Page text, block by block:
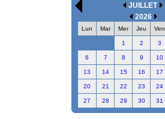
JUILLET
2026
Lun Mar Mer Jeu Ven
1 2 3
6 7 8 9 10
13 14 15 16 17
20 21 22 23 24
27 28 29 30 31